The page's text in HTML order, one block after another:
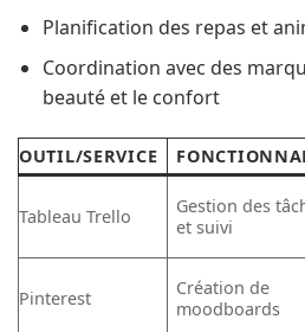
Planification des repas et
Coordination avec des
beauté et le confort
OUTIL/SERVICE
Tableau Trello
Gestion des
et suivi
Pinterest
Création de
moodboards